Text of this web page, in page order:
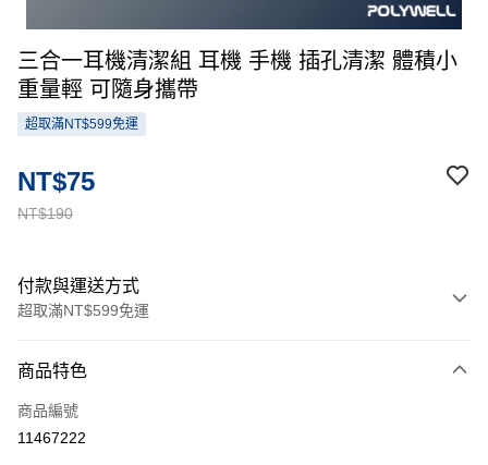
三合一耳機清潔組 耳機 手機 插孔清潔 體積小
重量輕 可隨身攜帶
超取滿NT$599免運
NT$190
NT$75
付款與運送方式
超取滿NT$599免運
信用卡一次付款
超商取貨付款
商品特色
商品編號
11467222